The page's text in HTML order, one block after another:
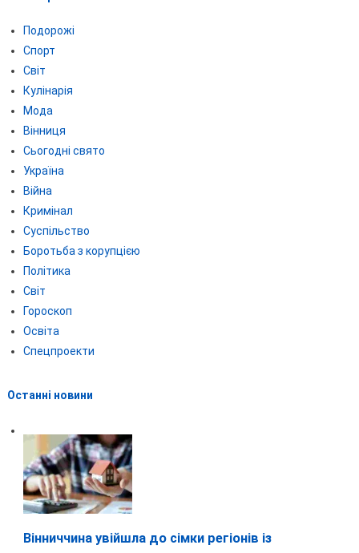
Подорожі
Спорт
Світ
Кулінарія
Мода
Вінниця
Сьогодні свято
Україна
Війна
Кримінал
Суспільство
Боротьба з корупцією
Політика
Світ
Гороскоп
Освіта
Спецпроекти
Останні новини
Вінниччина увійшла до сімки регіонів із